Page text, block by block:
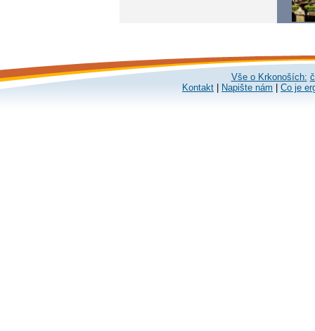
Vše o Krkonoších:
Kontakt
Napište nám Co je